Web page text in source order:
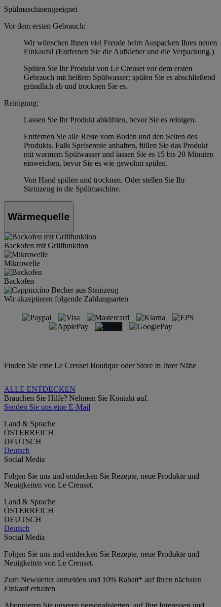
Spülmaschinengeeignet
Vor dem ersten Gebrauch:
Wir wünschen Ihnen viel Freude beim Auspacken Ihres neuen
Einkaufs! (Entfernen Sie die Aufkleber und die Verpackung.)
Spülen Sie Ihr Produkt von Le Creuset vor dem ersten
Gebrauch mit heißem Spülwasser; spülen Sie es abschließend
gründlich ab und trocknen Sie es.
Reinigung:
Lassen Sie Ihr Produkt abkühlen, bevor Sie es reinigen.
Entfernen Sie alle Reste vom Boden und den Seiten des
Produkts. Falls Speisereste anhaften, füllen Sie das Produkt
mit warmem Spülwasser und lassen Sie es 15 bis 20 Minuten
einweichen, bevor Sie es wie gewohnt spülen.
Von Hand spülen und trocknen. Oder stellen Sie Ihr
Steinzeug in die Spülmaschine.
Wärmequelle
Backofen mit Grillfunktion
Mikrowelle
Backofen
Wir akzeptieren folgende Zahlungsarten
Finden Sie eine Le Creuset Boutique oder Store in Ihrer Nähe
ALLE ENTDECKEN
Brauchen Sie Hilfe? Nehmen Sie Kontakt auf.
Senden Sie uns eine E-Mail
Land & Sprache
ÖSTERREICH
DEUTSCH
Deutsch
Social Media
Folgen Sie uns und entdecken Sie Rezepte, neue Produkte und
Neuigkeiten von Le Creuset.
Land & Sprache
ÖSTERREICH
DEUTSCH
Deutsch
Social Media
Folgen Sie uns und entdecken Sie Rezepte, neue Produkte und
Neuigkeiten von Le Creuset.
Zum Newsletter anmelden und 10% Rabatt* auf Ihren nächsten
Einkauf erhalten
Abonnieren Sie unseren personalisierten, auf Ihre Interessen und